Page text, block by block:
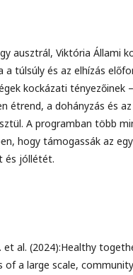
ausztrál, Viktória Állami
túlsúly és az elhízás
kockázati tényezőinek
étrend, a dohányzás és az
A programban több
hogy támogassák az
és jóllétét.
et al. (2024):Healthy
a large scale,